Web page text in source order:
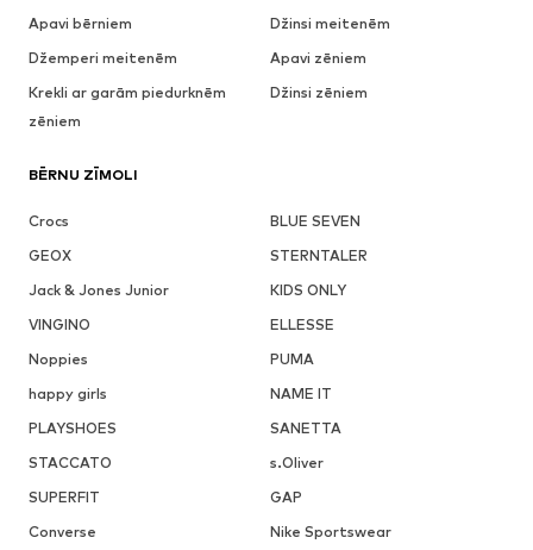
Apavi bērniem
Džinsi meitenēm
Džemperi meitenēm
Apavi zēniem
Krekli ar garām piedurknēm
zēniem
Džinsi zēniem
BĒRNU ZĪMOLI
Crocs
BLUE SEVEN
GEOX
STERNTALER
Jack & Jones Junior
KIDS ONLY
VINGINO
ELLESSE
Noppies
PUMA
happy girls
NAME IT
PLAYSHOES
SANETTA
STACCATO
s.Oliver
SUPERFIT
GAP
Converse
Nike Sportswear